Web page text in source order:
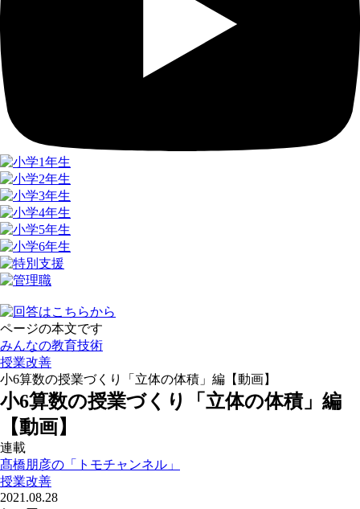
ページの本文です
みんなの教育技術
授業改善
小6算数の授業づくり「立体の体積」編【動画】
小6算数の授業づくり「立体の体積」編
【動画】
連載
髙橋朋彦の「トモチャンネル」
授業改善
2021.08.28